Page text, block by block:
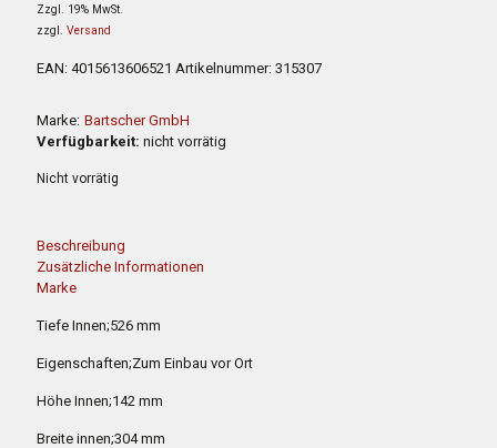
war:
649,00 €420,00 €.
Zzgl. 19% MwSt.
zzgl. Versand
EAN: 4015613606521 Artikelnummer: 315307
Marke: Bartscher GmbH
Verfügbarkeit: nicht vorrätig
Nicht vorrätig
Beschreibung
Zusätzliche Informationen
Marke
Tiefe Innen;526 mm
Eigenschaften;Zum Einbau vor Ort
Höhe Innen;142 mm
Breite innen;304 mm